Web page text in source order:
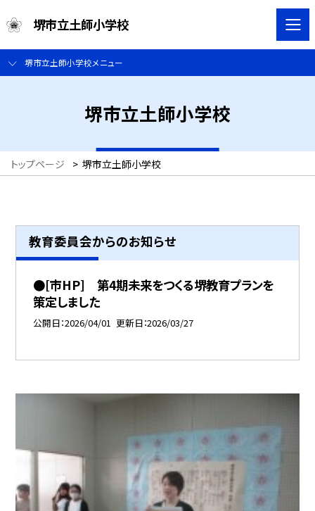
堺市立土師小学校
堺市立土師小学校メニュー
堺市立土師小学校
トップページ > 堺市立土師小学校
教育委員会からのお知らせ
●[市HP] 第4期未来をつくる堺教育プランを
策定しました
公開日 2026/04/01 更新日 2026/03/27